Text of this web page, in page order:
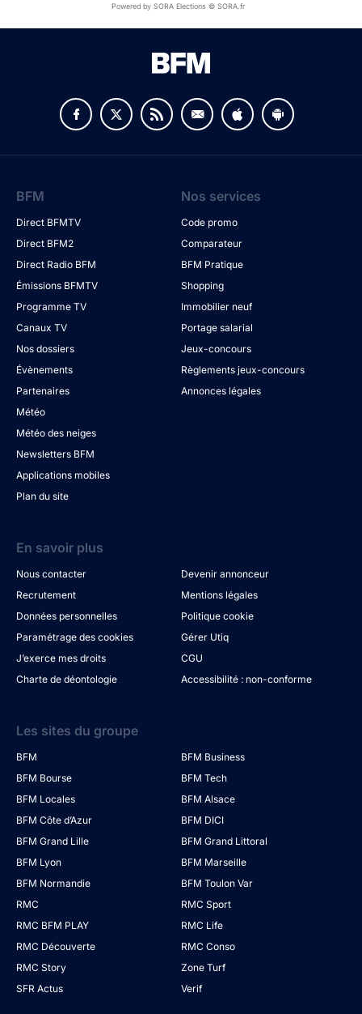
Powered by SORA Elections © SORA.fr
BFM
Direct BFMTV
Direct BFM2
Direct Radio BFM
Émissions BFMTV
Programme TV
Canaux TV
Nos dossiers
Évènements
Partenaires
Météo
Météo des neiges
Newsletters BFM
Applications mobiles
Plan du site
Nos services
Code promo
Comparateur
BFM Pratique
Shopping
Immobilier neuf
Portage salarial
Jeux-concours
Règlements jeux-concours
Annonces légales
En savoir plus
Nous contacter
Devenir annonceur
Recrutement
Mentions légales
Données personnelles
Politique cookie
Paramétrage des cookies
Gérer Utiq
J’exerce mes droits
CGU
Charte de déontologie
Accessibilité : non-conforme
Les sites du groupe
BFM
BFM Business
BFM Bourse
BFM Tech
BFM Locales
BFM Alsace
BFM Côte d’Azur
BFM DICI
BFM Grand Lille
BFM Grand Littoral
BFM Lyon
BFM Marseille
BFM Normandie
BFM Toulon Var
RMC
RMC Sport
RMC BFM PLAY
RMC Life
RMC Découverte
RMC Conso
RMC Story
Zone Turf
SFR Actus
Verif